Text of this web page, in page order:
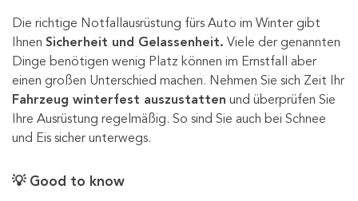
Die richtige Notfallausrüstung fürs Auto im Winter gibt
Ihnen Sicherheit und Gelassenheit. Viele der genannten
Dinge benötigen wenig Platz können im Ernstfall aber
einen großen Unterschied machen. Nehmen Sie sich Zeit Ihr
Fahrzeug winterfest auszustatten und überprüfen Sie
Ihre Ausrüstung regelmäßig. So sind Sie auch bei Schnee
und Eis sicher unterwegs.
💡 Good to know